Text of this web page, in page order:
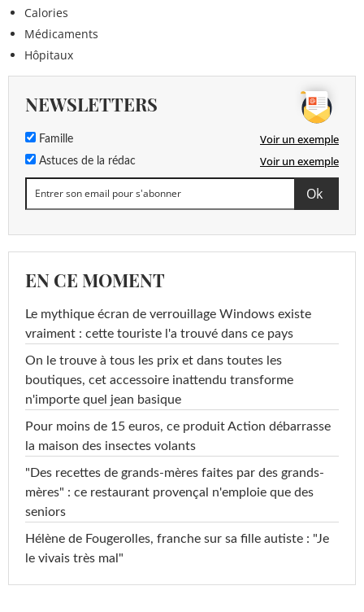
Calories
Médicaments
Hôpitaux
NEWSLETTERS
Famille Voir un exemple
Astuces de la rédac Voir un exemple
EN CE MOMENT
Le mythique écran de verrouillage Windows existe
vraiment : cette touriste l'a trouvé dans ce pays
On le trouve à tous les prix et dans toutes les
boutiques, cet accessoire inattendu transforme
n'importe quel jean basique
Pour moins de 15 euros, ce produit Action débarrasse
la maison des insectes volants
"Des recettes de grands-mères faites par des grands-
mères" : ce restaurant provençal n'emploie que des
seniors
Hélène de Fougerolles, franche sur sa fille autiste : "Je
le vivais très mal"